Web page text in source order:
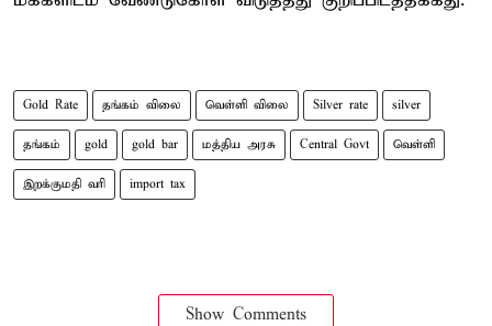
Gold Rate தங்கம் விலை வெள்ளி விலை Silver rate silver
தங்கம் gold gold bar மத்திய அரசு Central Govt வெள்ளி
இறக்குமதி வரி import tax
Show Comments